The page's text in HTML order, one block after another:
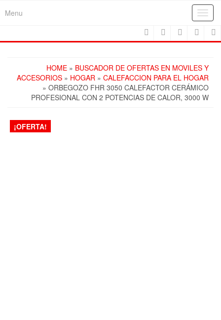
Menu
HOME » BUSCADOR DE OFERTAS EN MOVILES Y
ACCESORIOS » HOGAR » CALEFACCION PARA EL HOGAR
» ORBEGOZO FHR 3050 CALEFACTOR CERÁMICO
PROFESIONAL CON 2 POTENCIAS DE CALOR, 3000 W
¡OFERTA!